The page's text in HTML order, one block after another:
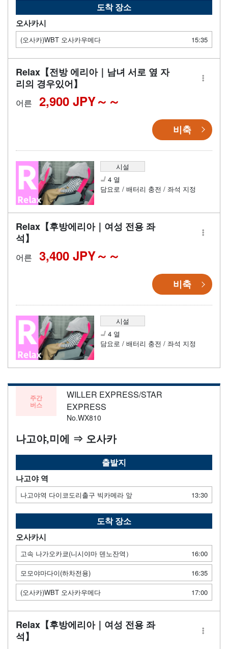
도착 장소
오사카시
(오사카)WBT 오사카우메다 15:35
Relax【전방 에리아｜남녀 서로 옆 자
리의 경우있어】
어른 2,900 JPY～
비축
시설
4 열
담요로 / 배터리 충전 / 좌석 지정
Relax【후방에리아｜여성 전용 좌
석】
어른 3,400 JPY～
비축
시설
4 열
담요로 / 배터리 충전 / 좌석 지정
주간
버스
WILLER EXPRESS/STAR
EXPRESS
No.WX810
나고야,미에 ⇒ 오사카
출발지
나고야 역
나고야역 다이코도리출구 빅카메라 앞 13:30
도착 장소
오사카시
고속 나가오카쿄(니시야마 덴노잔역）
16:00
모모야마다이(하차전용)
16:35
(오사카)WBT 오사카우메다
17:00
Relax【후방에리아｜여성 전용 좌
석】